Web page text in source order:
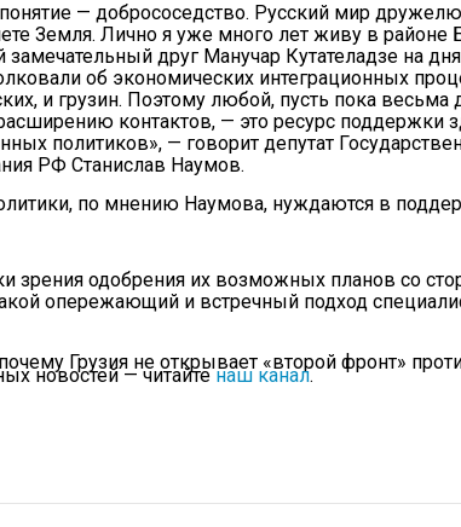
— добрососедство. Русский мир
Земля. Лично я уже много лет живу в
замечательный друг Манучар Кутателадзе на
об экономических интеграционных
и грузин. Поэтому любой, пусть пока
контактов, — это ресурс поддержки
политиков», — говорит депутат
РФ Станислав Наумов.
по мнению Наумова, нуждаются в
зрения одобрения их возможных планов со
опережающий и встречный подход
Грузия не открывает «второй фронт»
новостей — читайтенаш канал.